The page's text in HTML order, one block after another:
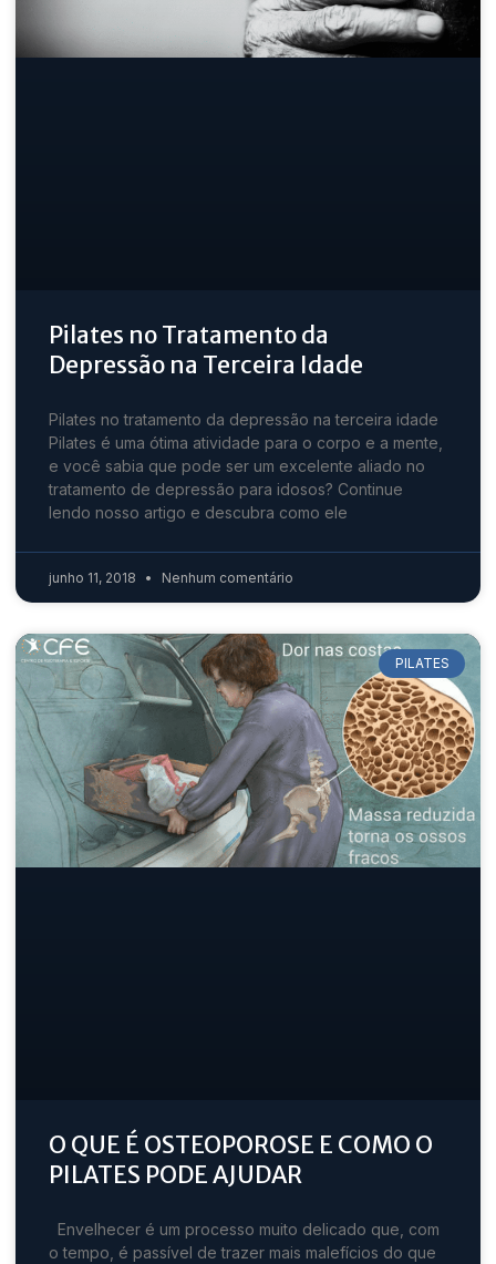
Pilates no Tratamento da
Depressão na Terceira Idade
Pilates no tratamento da depressão na terceira idade
Pilates é uma ótima atividade para o corpo e a mente,
e você sabia que pode ser um excelente aliado no
tratamento de depressão para idosos? Continue
lendo nosso artigo e descubra como ele
junho 11, 2018 Nenhum comentário
PILATES
O QUE É OSTEOPOROSE E COMO O
PILATES PODE AJUDAR
Envelhecer é um processo muito delicado que, com
o tempo, é passível de trazer mais malefícios do que